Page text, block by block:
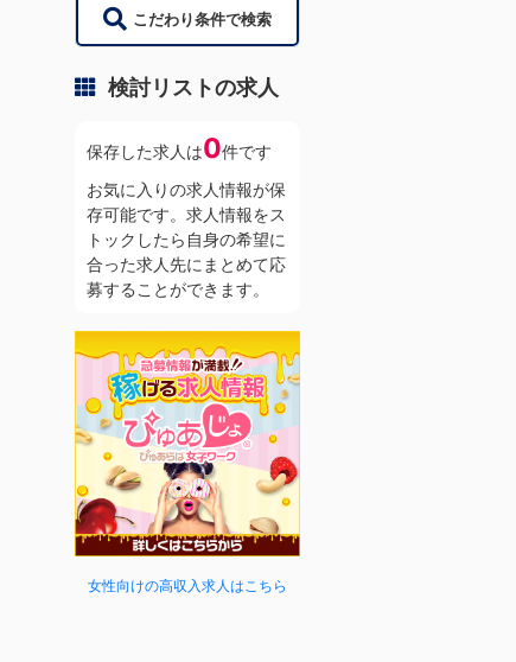
こだわり条件で検索
検討リストの求人
保存した求人は0件です
お気に入りの求人情報が保
存可能です。求人情報をス
トックしたら自身の希望に
合った求人先にまとめて応
募することができます。
女性向けの高収入求人はこちら